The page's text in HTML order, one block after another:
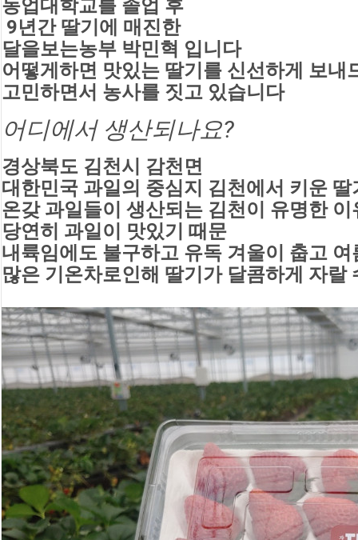
농업대학교를 졸업 후
9년간 딸기에 매진한
달을보는농부 박민혁 입니다
어떻게하면 맛있는 딸기를 신선하게 보내
고민하면서 농사를 짓고 있습니다
어디에서 생산되나요?
경상북도 김천시 감천면
대한민국 과일의 중심지 김천에서 키운
온갖 과일들이 생산되는 김천이 유명한 이
당연히 과일이 맛있기 때문
내륙임에도 불구하고 유독 겨울이 춥고
많은 기온차로인해 딸기가 달콤하게 자랄